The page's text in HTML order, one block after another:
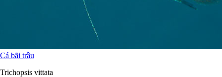
Cá bãi trầu
Trichopsis vittata